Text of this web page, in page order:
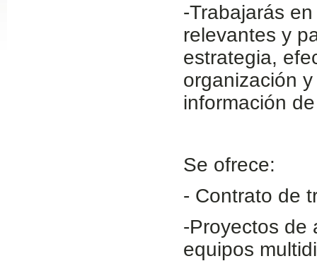
-Trabajarás
relevantes y
estrategia,
organización
información
Se ofrece:
- Contrato de
-Proyectos de
equipos